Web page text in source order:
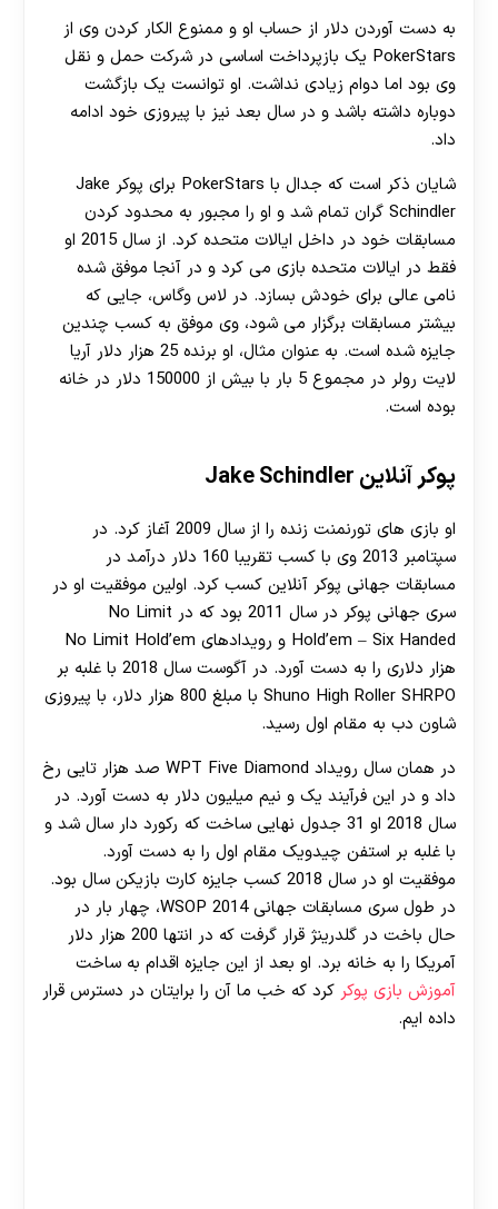
30 تا 50 درصد شارژ هدیه بیشتر فقط با ثبت نام در
به دست آوردن دلار از حساب او و ممنوع الکار کردن وی از
PokerStars یک بازپرداخت اساسی در شرکت حمل و نقل
وی بود اما دوام زیادی نداشت. او توانست یک بازگشت
دوباره داشته باشد و در سال بعد نیز با پیروزی خود ادامه
داد.
شایان ذکر است که جدال با PokerStars برای پوکر Jake
Schindler گران تمام شد و او را مجبور به محدود کردن
مسابقات خود در داخل ایالات متحده کرد. از سال 2015 او
فقط در ایالات متحده بازی می کرد و در آنجا موفق شده
نامی عالی برای خودش بسازد. در لاس وگاس، جایی که
بیشتر مسابقات برگزار می شود، وی موفق به کسب چندین
جایزه شده است. به عنوان مثال، او برنده 25 هزار دلار آریا
لایت رولر در مجموع 5 بار با بیش از 150000 دلار در خانه
بوده است.
پوکر آنلاین Jake Schindler
او بازی های تورنمنت زنده را از سال 2009 آغاز کرد. در
سپتامبر 2013 وی با کسب تقریبا 160 دلار درآمد در
مسابقات جهانی پوکر آنلاین کسب کرد. اولین موفقیت او در
سری جهانی پوکر در سال 2011 بود که در No Limit
Hold’em – Six Handed و رویدادهای No Limit Hold’em
هزار دلاری را به دست آورد. در آگوست سال 2018 با غلبه بر
Shuno High Roller SHRPO با مبلغ 800 هزار دلار، با پیروزی
شاون دب به مقام اول رسید.
در همان سال رویداد WPT Five Diamond صد هزار تایی رخ
داد و در این فرآیند یک و نیم میلیون دلار به دست آورد. در
سال 2018 او 31 جدول نهایی ساخت که رکورد دار سال شد و
با غلبه بر استفن چیدویک مقام اول را به دست آورد.
موفقیت او در سال 2018 کسب جایزه کارت بازیکن سال بود.
در طول سری مسابقات جهانی WSOP 2014، چهار بار در
حال باخت در گلدرینژ قرار گرفت که در انتها 200 هزار دلار
آمریکا را به خانه برد. او بعد از این جایزه اقدام به ساخت
آموزش بازی پوکر کرد که خب ما آن را برایتان در دسترس قرار
داده ایم.